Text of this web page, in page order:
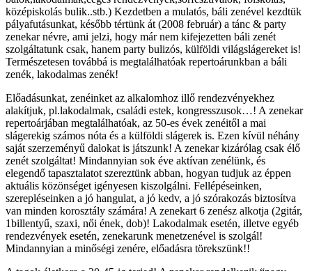
középiskolás bulik..stb.) Kezdetben a mulatós, báli zenével kezdtük
pályafutásunkat, később tértünk át (2008 február) a tánc & party
zenekar névre, ami jelzi, hogy már nem kifejezetten báli zenét
szolgáltatunk csak, hanem party bulizós, külföldi világslágereket is!
Természetesen továbbá is megtalálhatóak repertoárunkban a báli
zenék, lakodalmas zenék!
Előadásunkat, zenéinket az alkalomhoz illő rendezvényekhez
alakítjuk, pl.lakodalmak, családi estek, kongresszusok…! A zenekar
repertoárjában megtalálhatóak, az 50-es évek zenéitől a mai
slágerekig számos nóta és a külföldi slágerek is. Ezen kívül néhány
saját szerzeményű dalokat is játszunk! A zenekar kizárólag csak élő
zenét szolgáltat! Mindannyian sok éve aktívan zenélünk, és
elegendő tapasztalatot szereztünk abban, hogyan tudjuk az éppen
aktuális közönséget igényesen kiszolgálni. Fellépéseinken,
szerepléseinken a jó hangulat, a jó kedv, a jó szórakozás biztosítva
van minden korosztály számára! A zenekart 6 zenész alkotja (2gitár,
1billentyű, szaxi, női ének, dob)! Lakodalmak esetén, illetve egyéb
rendezvények esetén, zenekarunk menetzenével is szolgál!
Mindannyian a minőségi zenére, előadásra törekszünk!!